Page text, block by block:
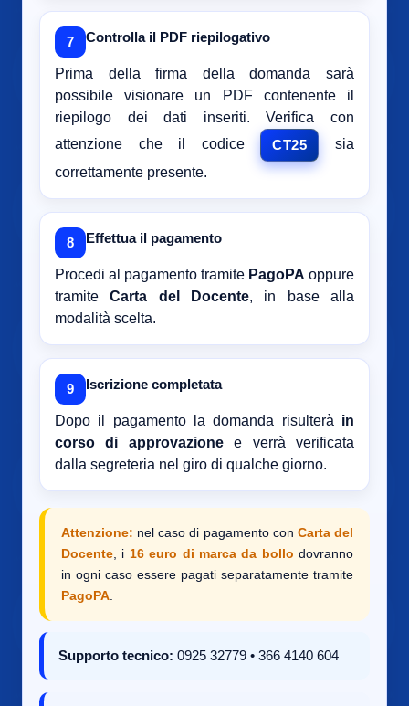
7 Controlla il PDF riepilogativo
Prima della firma della domanda sarà
possibile visionare un PDF contenente il
riepilogo dei dati inseriti. Verifica con
attenzione che il codice
CT25
sia
correttamente presente.
8 Effettua il pagamento
Procedi al pagamento tramite PagoPA oppure
tramiteCarta del Docente, in base alla
modalità scelta.
9 Iscrizione completata
Dopo il pagamento la domanda risulterà in
corso di approvazionee verrà verificata
dalla segreteria nel giro di qualche giorno.
Attenzione: nel caso di pagamento con Carta del
Docente , i 16 euro di marca da bollo dovranno
in ogni caso essere pagati separatamente tramite
PagoPA
Supporto tecnico: 0925 32779 • 366 4140 604